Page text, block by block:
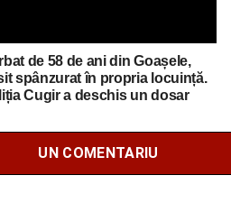
de 58 de ani din Goașele,
spânzurat în propria locuință.
Cugir a deschis un dosar
UN COMENTARIU